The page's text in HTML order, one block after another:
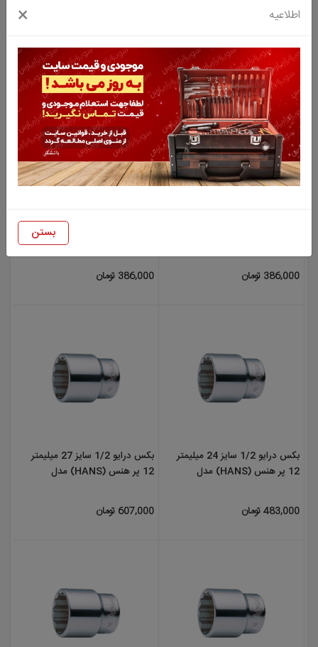
4402M17
386,000 تومان
بکس درایو 1/2 سایز 22 میلیمتر
12 پر هنس (HANS) مدل
386,000 تومان
بکس درایو 1/2 سایز 24 میلیمتر
12 پر هنس (HANS) مدل
483,000 تومان
بکس درایو 1/2 سایز 27 میلیمتر
12 پر هنس (HANS) مدل
607,000 تومان
اطلاعیه ×
بستن